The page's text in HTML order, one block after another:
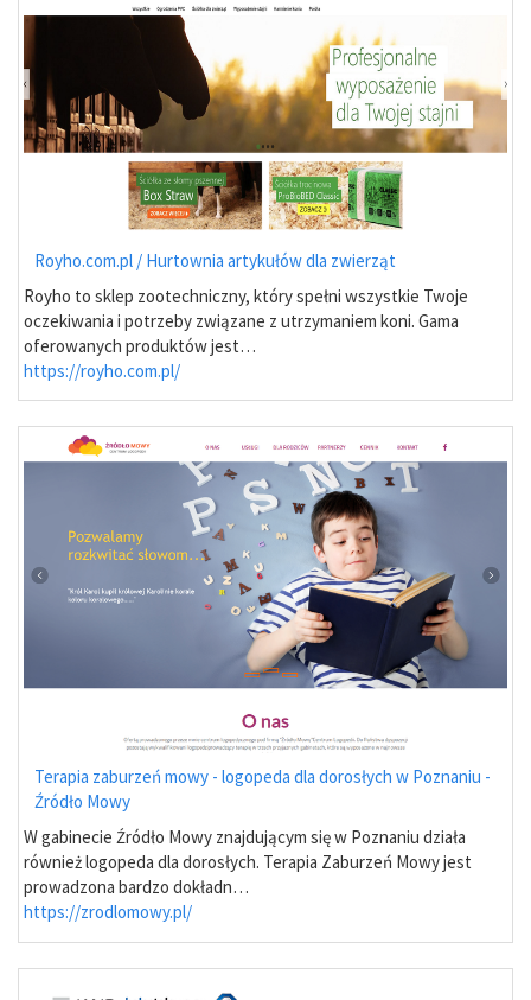
Royho.com.pl / Hurtownia artykułów dla zwierząt
Royho to sklep zootechniczny, który spełni wszystkie Twoje
oczekiwania i potrzeby związane z utrzymaniem koni. Gama
oferowanych produktów jest…
https://royho.com.pl/
Terapia zaburzeń mowy - logopeda dla dorosłych w Poznaniu -
Źródło Mowy
W gabinecie Źródło Mowy znajdującym się w Poznaniu działa
również logopeda dla dorosłych. Terapia Zaburzeń Mowy jest
prowadzona bardzo dokładn…
https://zrodlomowy.pl/